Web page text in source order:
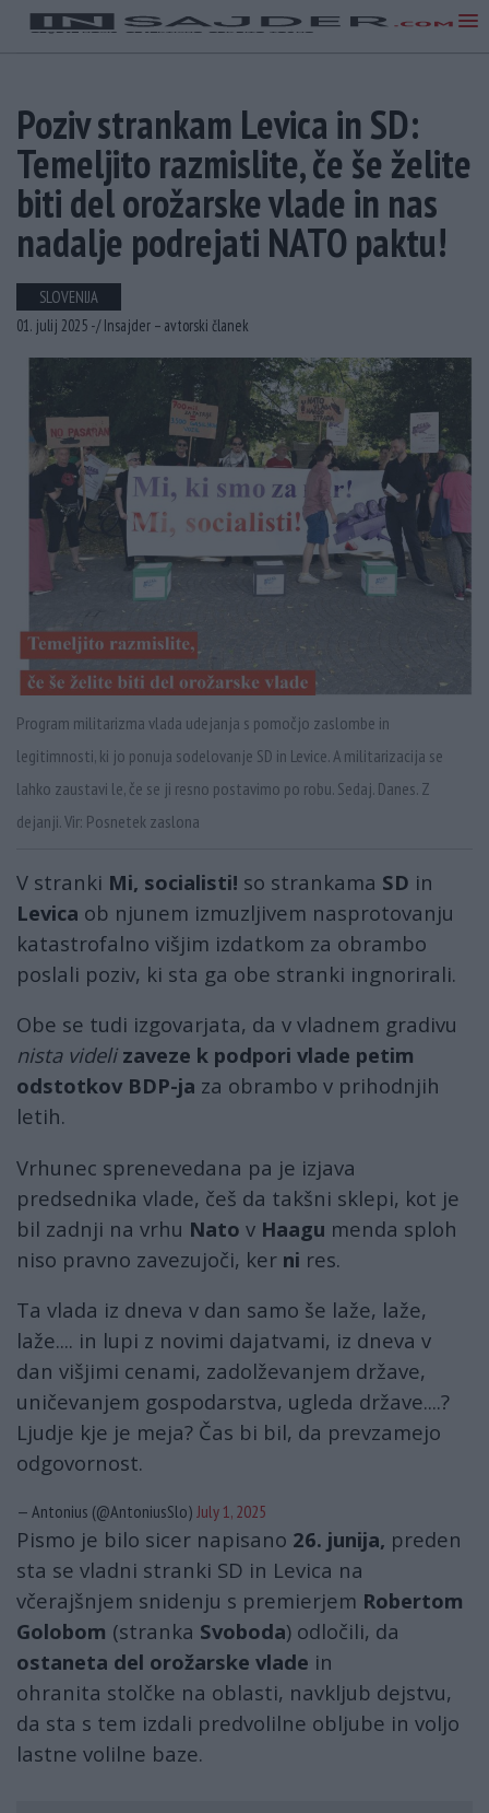
Poziv strankam Levica in SD:
Temeljito razmislite, če še želite
biti del orožarske vlade in nas
nadalje podrejati NATO paktu!
SLOVENIJA
01. julij 2025 -/Insajder – avtorski članek
Program militarizma vlada udejanja s pomočjo zaslombe in
legitimnosti, ki jo ponuja sodelovanje SD in Levice. A militarizacija se
lahko zaustavi le, če se ji resno postavimo po robu. Sedaj. Danes. Z
dejanji. Vir: Posnetek zaslona
V stranki Mi, socialisti! so strankama SD in
Levica ob njunem izmuzljivem nasprotovanju
katastrofalno višjim izdatkom za obrambo
poslali poziv, ki sta ga obe stranki ingnorirali.
Obe se tudi izgovarjata, da v vladnem gradivu
nista videli zaveze k podpori vlade petim
odstotkov BDP-ja za obrambo v prihodnjih
letih.
Vrhunec sprenevedana pa je izjava
predsednika vlade, češ da takšni sklepi, kot je
bil zadnji na vrhu Nato v Haagu menda sploh
niso pravno zavezujoči, ker ni res.
Ta vlada iz dneva v dan samo še laže, laže,
laže.... in lupi z novimi dajatvami, iz dneva v
dan višjimi cenami, zadolževanjem države,
uničevanjem gospodarstva, ugleda države....?
Ljudje kje je meja? Čas bi bil, da prevzamejo
odgovornost.
— Antonius (@AntoniusSlo) July 1, 2025
Pismo je bilo sicer napisano 26. junija, preden
sta se vladni stranki SD in Levica na
včerajšnjem snidenju s premierjem Robertom
Golobom (stranka Svoboda) odločili, da
ostaneta del orožarske vlade in
ohranita stolčke na oblasti, navkljub dejstvu,
da sta s tem izdali predvolilne obljube in voljo
lastne volilne baze.